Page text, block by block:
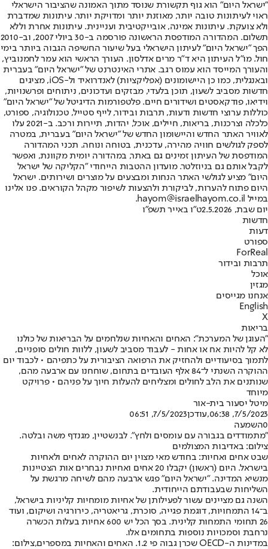
"ישראל היום" הוא גוף תקשורת שנוסד מתוך האמונה שהציבור הישראלי
ראוי לעיתונות טובה יותר, מאוזנת יותר ומדויקת יותר. עיתונות שמדברת
ולא צועקת. עיתונות אמינה, אובייקטיבית ועניינית. עיתונות אחרת וללא
תשלום. המהדורה המודפסת הראשונה פורסמה ב-30 ביולי 2007, וב-2010
הפך "ישראל היום" לעיתון הישראלי בעל שיעור החשיפה הגבוה ביותר בימי
חול. מו"ל העיתון היא ד"ר מרים אדלסון. העורך הראשי הוא עמר לחמנוביץ,
והעורך המייסד הוא עמוס רגב. אתרי האינטרנט של "ישראל היום" בעברית
ובאנגלית, כמו כן היישומונים (אפליקציות) לאנדרואיד ול-iOS, מציגים
חדשות מסביב לשעון, תוכן בלעדי, מבזקים ועדכונים, ניתוחים ופרשנויות,
וידיאו, פודקאסטים ושידורים חיים. פלטפורמות הדיגיטל של "ישראל היום"
כוללות ערוצי חדשות ודעות, תרבות ובידור, לייף סטייל, טכנולוגיה, ספורט,
כלכלה וצרכנות, בריאות, חיילים, אוכל, יהדות, תיירות ורכב. ב-2021 עלו
לאוויר האתר החדש והיישומון החדש של "ישראל היום" בעברית, במטרה
לספק לגולשים חוויה מהירה, עדכנית, בטוחה ונוחה. תכני המהדורה
המודפסת של העיתון זמינים גם באתר, במהדורה יומית מקוונת, ואפשר
לקבל אותם גם בניוזלטר. מועדון ההטבות הייחודי "הקליקה של ישראל
היום" מציע לגולשי האתר הנחות ומבצעים על מוצרים ושירותים. ישראל
היום פתוח להערות, לביקורת ולהצעות לשיפור מקהל הקוראים. פנו אלינו
במייל hayom@israelhayom.co.il.
יום שבת, 2.5.2026
ט"ו באייר תשפ"ו
חדשות
דעות
ספורט
ForReal
תרבות ובידור
אוכל
מגזין
אנחנו מגייסים
English
X
בריאות
"העוגן של המערכת": האחים והאחיות שנלחמים על הבריאות של כולנו
לא קל להיות אח או אחות - לעבוד מסביב לשעון, ללוות חולים סופניים,
לתמוך בסיעודיים ולהחזיק את הרפואה הציבורית על כתפיהם • לכבוד יום
ההוקרה השנתי ל־84 אלף העובדים בתחום, שוחחנו עם ארבעה מהם,
שנותנים את הלב לחולים ומצליחים להעלות חיוך על פניהם • פרויקט
מיוחד
מיטל יסעור בית-אור
7/5/2023, 06:38
,עודכן7/5/2023, 06:51
0השמעה
"מתמודדים בגבורה עם עומסים ולחץ". לבנשטיין, מגנדף משה ובלטה.
צילום: באדיבות המצולמים
שבט אחים ואחיות: בחודש מאי מצוין יום ההוקרה לאחים ולאחיות
בישראל. היום (ראשון) יקבלו 20 אחים ואחיות נבחרים אות הצטיינות
מנשיא המדינה. "ישראל היום" פגש ארבעה מהם לשיחה מרגשת על
השליחות שבעבודתם הייחודית.
השנה גם מציינים עשור לפעילותן של אחיות מומחיות קליניות בישראל,
ב־14 התמחויות, דוגמת פגייה, סוכרת, גריאטריה, כירורגיה ושיקום, ועוד
26 תחומי התמחות קלינית. בסך הכל יש 600 אחיות בעלות הכשרה
נרחבת וסמכויות נוספות בתחומים אלו.
במדינות ה-OECD שכרן גבוה פי 1.2. האחים והאחיות במספרים,צילום: